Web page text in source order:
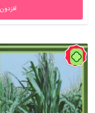
43%